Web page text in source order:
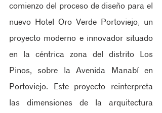
comienzo del proceso de diseño para el
nuevo Hotel Oro Verde Portoviejo, un
proyecto moderno e innovador situado
en la céntrica zona del distrito Los
Pinos, sobre la Avenida Manabí en
Portoviejo. Este proyecto reinterpreta
las dimensiones de la arquitectura